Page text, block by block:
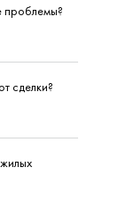
проблемы?
сделки?